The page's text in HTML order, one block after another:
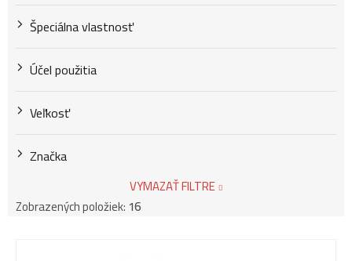
Špeciálna vlastnosť
Účel použitia
Veľkosť
Značka
VYMAZAŤ FILTRE
Zobrazených položiek:16